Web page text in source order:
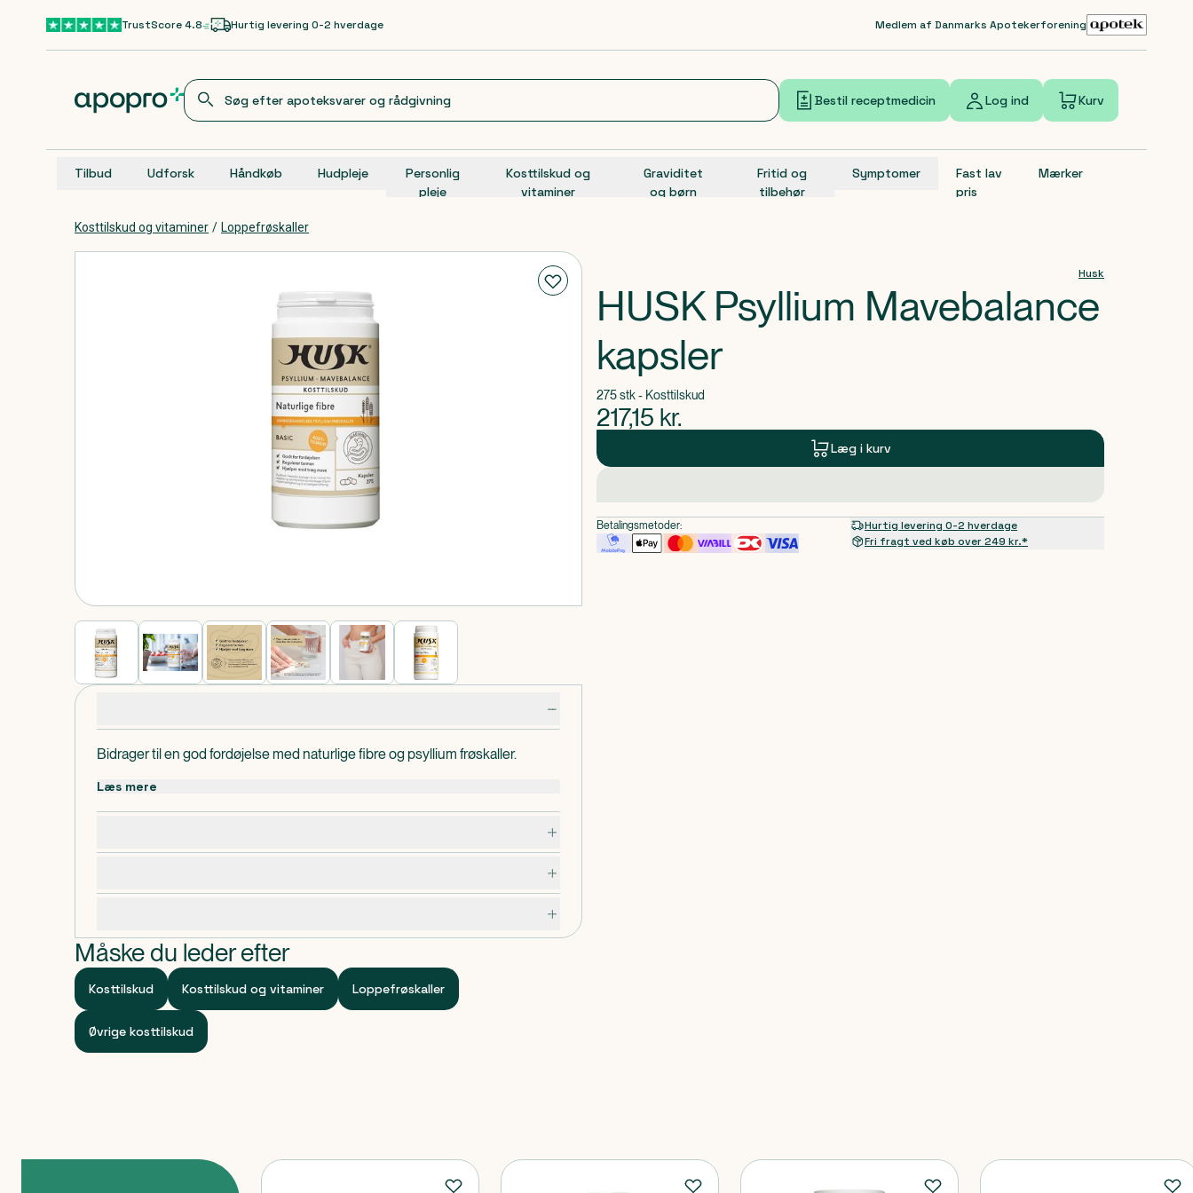
Gå til hovedindholdTrustScore 4.8 Hurtig levering 0-2 hverdage Medlem af Danmarks Apotekerforening
Bestil receptmedicin Log ind Kurv
Tilbud Udforsk Håndkøb Hudpleje
Personlig
pleje
Kosttilskud og
vitaminer
Graviditet
og børn
Fritid og
tilbehør
Symptomer
Fast lav
pris
Mærker
Kosttilskud og vitaminer / Loppefrøskaller
Bidrager til en god fordøjelse med naturlige fibre og psyllium frøskaller.
Læs mere
Måske du leder efter
Kosttilskud Kosttilskud og vitaminer Loppefrøskaller
Øvrige kosttilskud
Husk
HUSK Psyllium Mavebalance
kapsler
275 stk - Kosttilskud
217,15 kr.
Læg i kurv
Betalingsmetoder:
Hurtig levering 0-2 hverdage
Fri fragt ved køb over 249 kr.*